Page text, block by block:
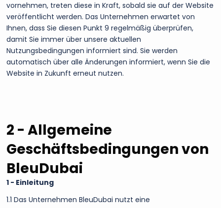
vornehmen, treten diese in Kraft, sobald sie auf der Website
veröffentlicht werden. Das Unternehmen erwartet von
Ihnen, dass Sie diesen Punkt 9 regelmäßig überprüfen,
damit Sie immer über unsere aktuellen
Nutzungsbedingungen informiert sind. Sie werden
automatisch über alle Änderungen informiert, wenn Sie die
Website in Zukunft erneut nutzen.
2 - Allgemeine
Geschäftsbedingungen von
BleuDubai
1 - Einleitung
1.1 Das Unternehmen BleuDubai nutzt eine